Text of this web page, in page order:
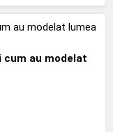
cum au modelat